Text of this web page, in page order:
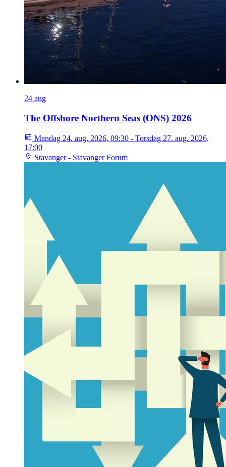
24 aug
The Offshore Northern Seas (ONS) 2026
Mandag 24. aug. 2026, 09:30 - Torsdag 27. aug. 2026,
17:00
Stavanger - Stavanger Forum